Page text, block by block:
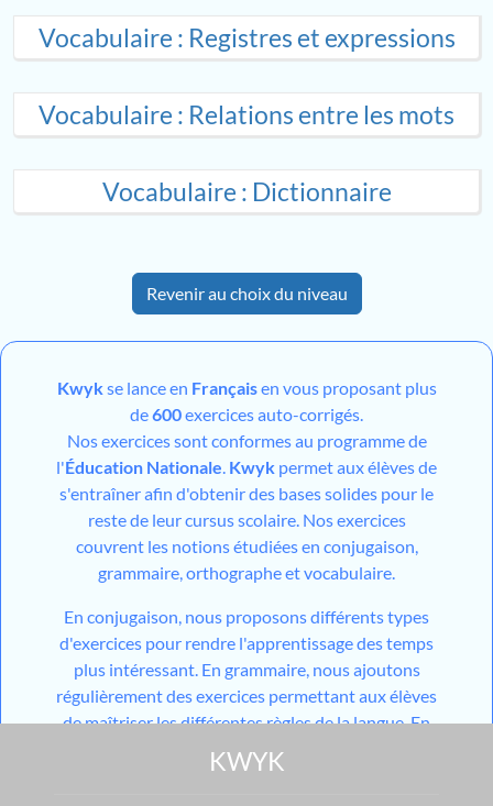
Vocabulaire : Registres et expressions
Vocabulaire : Relations entre les mots
Vocabulaire : Dictionnaire
Revenir au choix du niveau
Kwykse lance en Françaisen vous proposant plus
de600exercices auto-corrigés.
Nos exercices sont conformes au programme de
l'Éducation Nationale Kwyk permet aux élèves de
s'entraîner afin d'obtenir des bases solides pour le
reste de leur cursus scolaire. Nos exercices
couvrent les notions étudiées en conjugaison,
grammaire, orthographe et vocabulaire.
En conjugaison, nous proposons différents types
d'exercices pour rendre l'apprentissage des temps
plus intéressant. En grammaire, nous ajoutons
régulièrement des exercices permettant aux élèves
de maîtriser les différentes règles de la langue. En
orthographe, vos élèves ne se tromperont plus sur
les homophones et seront les champions des
KWYK